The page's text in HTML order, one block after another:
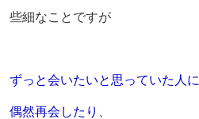
些細なことですが
ずっと会いたいと思っていた人に
偶然再会したり